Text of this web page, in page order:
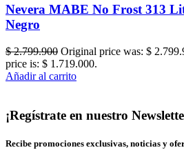
Nevera MABE No Frost 313
Negro
$2.799.900 Original price was: $
price is: $ 1.719.000.
Añadir al carrito
¡Regístrate en nuestro
Recibe promociones exclusivas, noticias y